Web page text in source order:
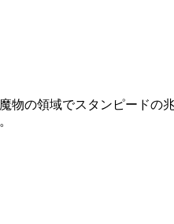
物の領域でスタンピードの